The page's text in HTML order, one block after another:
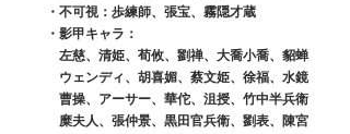
・不可視：歩練師、張宝、霧隠才蔵
・影甲キャラ：
左慈、清姫、荀攸、劉禅、大喬小喬、貂蝉
ウェンディ、胡喜媚、蔡文姫、徐福、水鏡
曹操、アーサー、華佗、沮授、竹中半兵衛
糜夫人、張仲景、黒田官兵衛、劉表、陳宮